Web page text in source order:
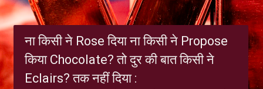
ना किसी ने Rose दिया ना किसी ने Propose‬
किया ‎Chocolate‬? तो दुर की बात किसी ने
Eclairs? तक नहीं दिया :